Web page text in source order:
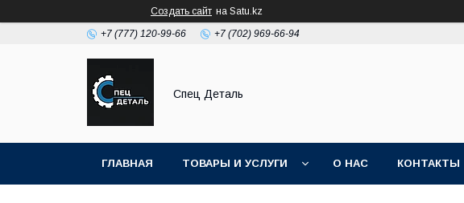
Создать сайт на Satu.kz
+7 (777) 120-99-66 +7 (702) 969-66-94
Спец Деталь
ГЛАВНАЯ ТОВАРЫ И УСЛУГИ О НАС КОНТАКТЫ